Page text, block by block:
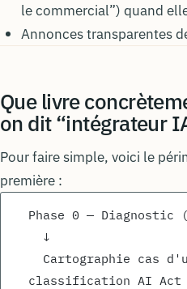
le commercial”) quand
Annonces transparentes
Que livre
on dit “intégrateur
Pour faire simple, voici le
première :
Phase 0 —
  ↓
classification AI Act